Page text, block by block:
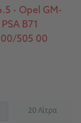
- Opel GM-
B71
00/505 00
20 Λίτρα
(Not